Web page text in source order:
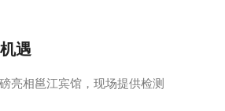
遇
亮相邕江宾馆，现场提供检测